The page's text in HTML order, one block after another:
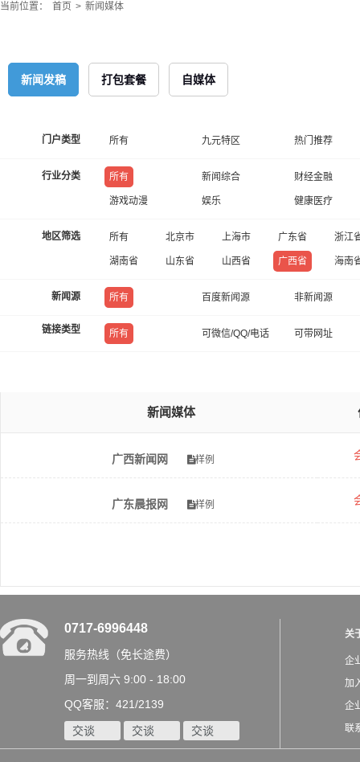
当前位置： 首页 > 新闻媒体
新闻发稿 打包套餐 自媒体
门户类型 所有 九元特区 热门推荐
行业分类 所有 新闻综合 财经金融
游戏动漫 娱乐 健康医疗
地区筛选 所有 北京市 上海市 广东省 浙江
湖南省 山东省 山西省 广西省 海南
新闻源 所有 百度新闻源 非新闻源
链接类型 所有 可微信/QQ/电话 可带网址
新闻媒体
广西新闻网 样例
广东晨报网 样例
0717-6996448
服务热线（免长途费）
周一到周六 9:00 - 18:00
QQ客服：421/2139
交谈 交谈 交谈
关
企
加
企
联